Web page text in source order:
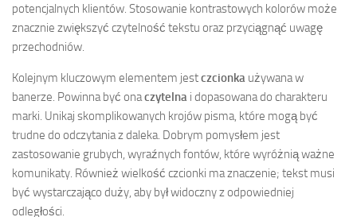
potencjalnych klientów. Stosowanie kontrastowych kolorów może
znacznie zwiększyć czytelność tekstu oraz przyciągnąć uwagę
przechodniów.
Kolejnym kluczowym elementem jestczcionka używana w
banerze. Powinna być onaczytelna i dopasowana do charakteru
marki. Unikaj skomplikowanych krojów pisma, które mogą być
trudne do odczytania z daleka. Dobrym pomysłem jest
zastosowanie grubych, wyraźnych fontów, które wyróżnią ważne
komunikaty. Również wielkość czcionki ma znaczenie; tekst musi
być wystarczająco duży, aby był widoczny z odpowiedniej
odległości.